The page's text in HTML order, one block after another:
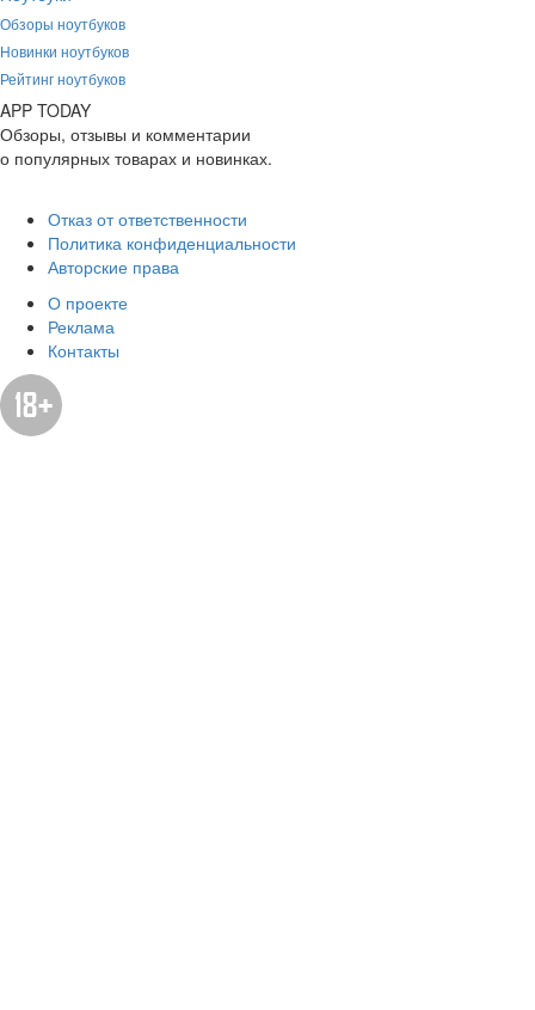
Обзоры ноутбуков
Новинки ноутбуков
Рейтинг ноутбуков
APP TODAY
Обзоры, отзывы и комментарии
о популярных товарах и новинках.
Отказ от ответственности
Политика конфиденциальности
Авторские права
О проекте
Реклама
Контакты